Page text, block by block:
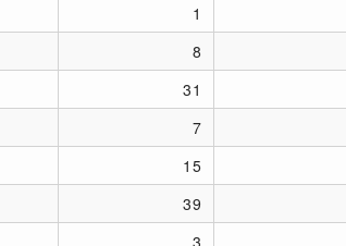
1
8
31
7
15
39
3